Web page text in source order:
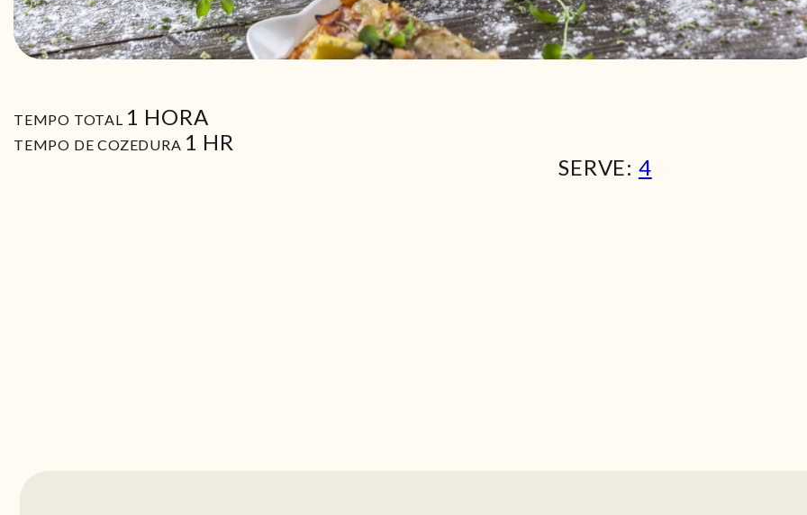
TEMPO TOTAL 1 HORA
HORA
TEMPO DE COZEDURA 1 HORA
HR
SERVE: 4